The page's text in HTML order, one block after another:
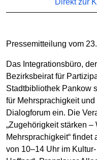
Pressemitteilung vom
Das Integrationsbüro,
Bezirksbeirat für
Stadtbibliothek Pankow
für Mehrsprachigkeit
Dialogforum ein. Die
„Zugehörigkeit stärken
Mehrsprachigkeit“ findet
von 10–14 Uhr im